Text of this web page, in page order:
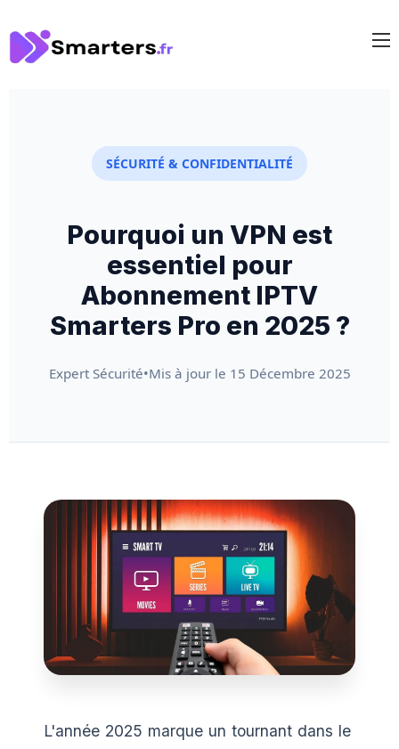
SÉCURITÉ & CONFIDENTIALITÉ
Pourquoi un VPN est
essentiel pour
Abonnement IPTV
Smarters Pro en 2025 ?
Expert Sécurité•Mis à jour le 15 Décembre 2025
L'année 2025 marque un tournant dans le